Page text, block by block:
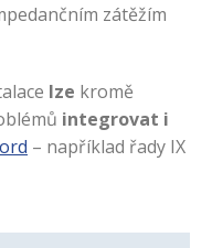
zátěžím
lze kromě
integrovat i
– například řady IX